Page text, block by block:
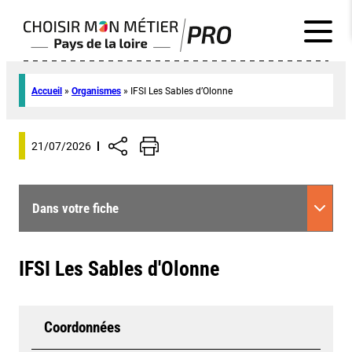
Accueil » Organismes » IFSI Les Sables d’Olonne
21/07/2026
Dans votre fiche
IFSI Les Sables d'Olonne
Coordonnées